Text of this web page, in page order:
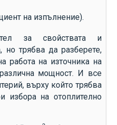
на изпълнение).
за свойствата и
но трябва да разберете,
работа на източника на
мощност. И все
върху който трябва
избора на отоплително